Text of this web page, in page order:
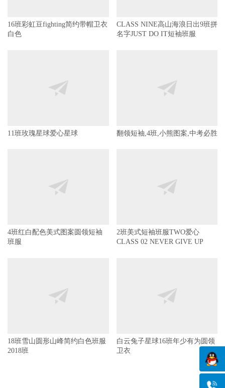
16班彩虹豆fighting简约带帽卫衣
白色
CLASS NINE高山海浪日出9班拼
名字JUST DO IT短袖班服
11班玫瑰星球爱心星球 翻领短袖,4班,小熊图案,中考必胜
4班红白配色美式图案圆领短袖
班服
2班美式短袖班服TWO爱心
CLASS 02 NEVER GIVE UP
18班雪山圆形山峰简约白色班服
2018班
白云兔子星球16班年少有为圆领
卫衣